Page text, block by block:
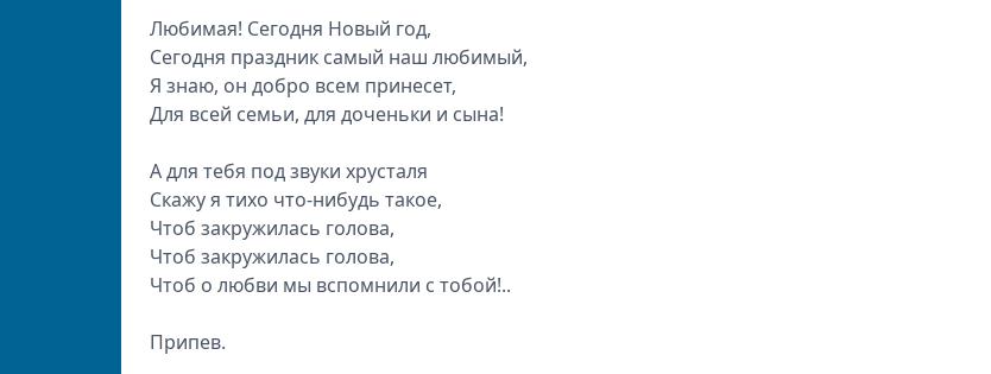
Любимая! Сегодня Новый год,
Сегодня праздник самый наш любимый,
Я знаю, он добро всем принесет,
Для всей семьи, для доченьки и сына!
А для тебя под звуки хрусталя
Скажу я тихо что-нибудь такое,
Чтоб закружилась голова,
Чтоб закружилась голова,
Чтоб о любви мы вспомнили с тобой!..
Припев.